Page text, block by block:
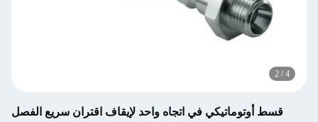
2 / 4
قسط أوتوماتيكي في اتجاه واحد لإيقاف اقتران سريع الفصل